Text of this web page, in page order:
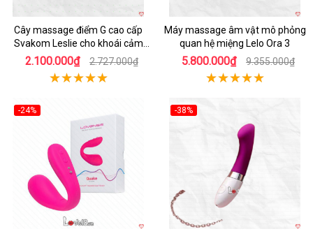
Cây massage điểm G cao cấp
Svakom Leslie cho khoái cảm
cực đỉnh từ Mỹ
2.100.000₫ 2.727.000₫
Máy massage âm vật mô phỏng
quan hệ miệng Lelo Ora 3
5.800.000₫ 9.355.000₫
-24%
-38%